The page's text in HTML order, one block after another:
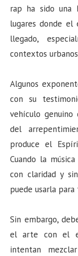
rap ha sido una
lugares donde el
llegado,
contextos
Algunos
con su
vehículo genuino
del
produce el
Cuando la
con claridad y
puede usarla
Sin embargo,
el arte con el
intentan